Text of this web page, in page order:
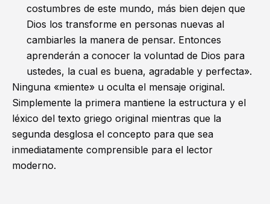
costumbres de este mundo, más bien dejen que
Dios los transforme en personas nuevas al
cambiarles la manera de pensar. Entonces
aprenderán a conocer la voluntad de Dios para
ustedes, la cual es buena, agradable y perfecta».
Ninguna «miente» u oculta el mensaje original.
Simplemente la primera mantiene la estructura y el
léxico del texto griego original mientras que la
segunda desglosa el concepto para que sea
inmediatamente comprensible para el lector
moderno.